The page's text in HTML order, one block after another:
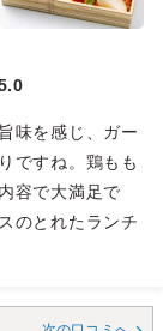
味を感じ、ガー
ですね。鶏もも
容で大満足で
のとれたランチ